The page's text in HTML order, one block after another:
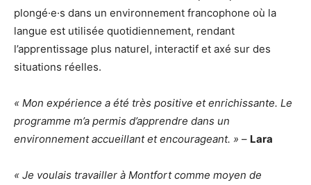
plongé·e·s dans un environnement francophone où la
langue est utilisée quotidiennement, rendant
l’apprentissage plus naturel, interactif et axé sur des
situations réelles.
« Mon expérience a été très positive et enrichissante. Le
programme m’a permis d’apprendre dans un
environnement accueillant et encourageant. » – Lara
« Je voulais travailler à Montfort comme moyen de